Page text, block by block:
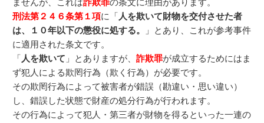
ませんが、これは詐欺罪の条文に理由があります。
刑法第２４６条第１項に「 人を欺いて財物を交付させた者
は、１０年以下の懲役に処する。
」とあり、これが参考事件
に適用された条文です。
「 人を欺いて 」とありますが、詐欺罪が成立するためにはま
ず犯人による欺罔行為（欺く行為）が必要です。
その欺罔行為によって被害者が錯誤（勘違い・思い違い）
し、錯誤した状態で財産の処分行為が行われます。
その行為によって犯人・第三者が財物を得るといった一連の